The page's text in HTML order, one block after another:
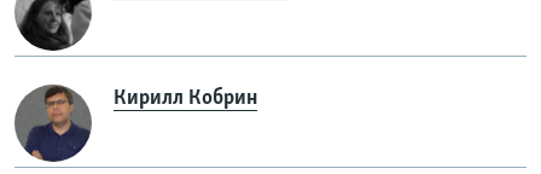
Кирилл Кобрин